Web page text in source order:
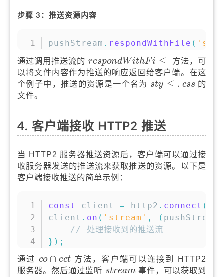
步骤 3：推送资源内容
pushStream . respondWithFile (
复制
通过调用推送流的 respondWithF i ≤
r
e
s
p
o
n
d
W
ith
F
i≤
方法，可
以将文件内容作为推送的响应返回给客户端。在这
个例子中，推送的资源是一个名为 sty ≤ . css
s
ty
≤.
c
s
s
的
文件。
4. 客户端接收 HTTP2 推送
当 HTTP2 服务器推送资源后，客户端可以通过接
收服务器发送的推送流来获取推送的资源。以下是
客户端接收推送的简单示例：
const client = http2 . connect (
client . on ( 'stream' , ( pushStream
// 处理接收到的推送流
} ) ;
通过 co ∩ ect
c
o
∩
e
c
t
方法，客户端可以连接到 HTTP2
服务器。然后通过监听 stream
s
tre
a
m
事件，可以获取到